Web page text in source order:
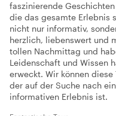
faszinierende
die das gesamte Erlebnis
nicht nur informativ,
herzlich, liebenswert und
tollen Nachmittag und
Leidenschaft und Wissen
erweckt. Wir können
der auf der Suche nach
informativen Erlebnis ist.